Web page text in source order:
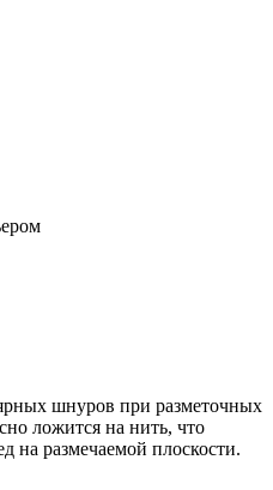
шнуров при разметочных
ложится на нить, что
на размечаемой плоскости.